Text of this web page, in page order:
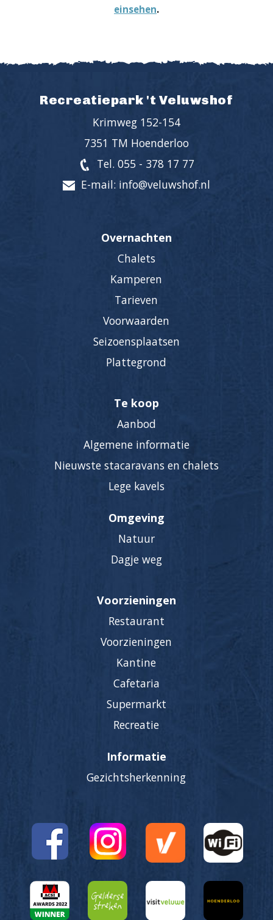
einsehen.
Recreatiepark 't Veluwshof
Krimweg 152-154
7351 TM Hoenderloo
Tel. 055 - 378 17 77
E-mail: info@veluwshof.nl
Overnachten
Chalets
Kamperen
Tarieven
Voorwaarden
Seizoensplaatsen
Plattegrond
Te koop
Aanbod
Algemene informatie
Nieuwste stacaravans en chalets
Lege kavels
Omgeving
Natuur
Dagje weg
Voorzieningen
Restaurant
Voorzieningen
Kantine
Cafetaria
Supermarkt
Recreatie
Informatie
Gezichtsherkenning